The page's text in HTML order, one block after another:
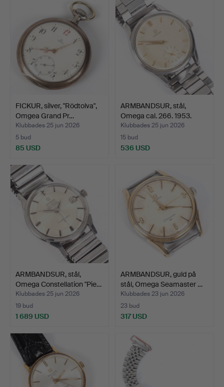
FICKUR, silver, "Rödtolva",
Omgea Grand Pr…
Klubbades 25 jun 2026
5 bud
85 USD
ARMBANDSUR, stål,
Omega cal. 266. 1953.
Klubbades 25 jun 2026
15 bud
536 USD
ARMBANDSUR, stål,
Omega Constellation "Pie…
Klubbades 25 jun 2026
19 bud
1 689 USD
ARMBANDSUR, guld på
stål, Omega Seamaster …
Klubbades 23 jun 2026
23 bud
317 USD